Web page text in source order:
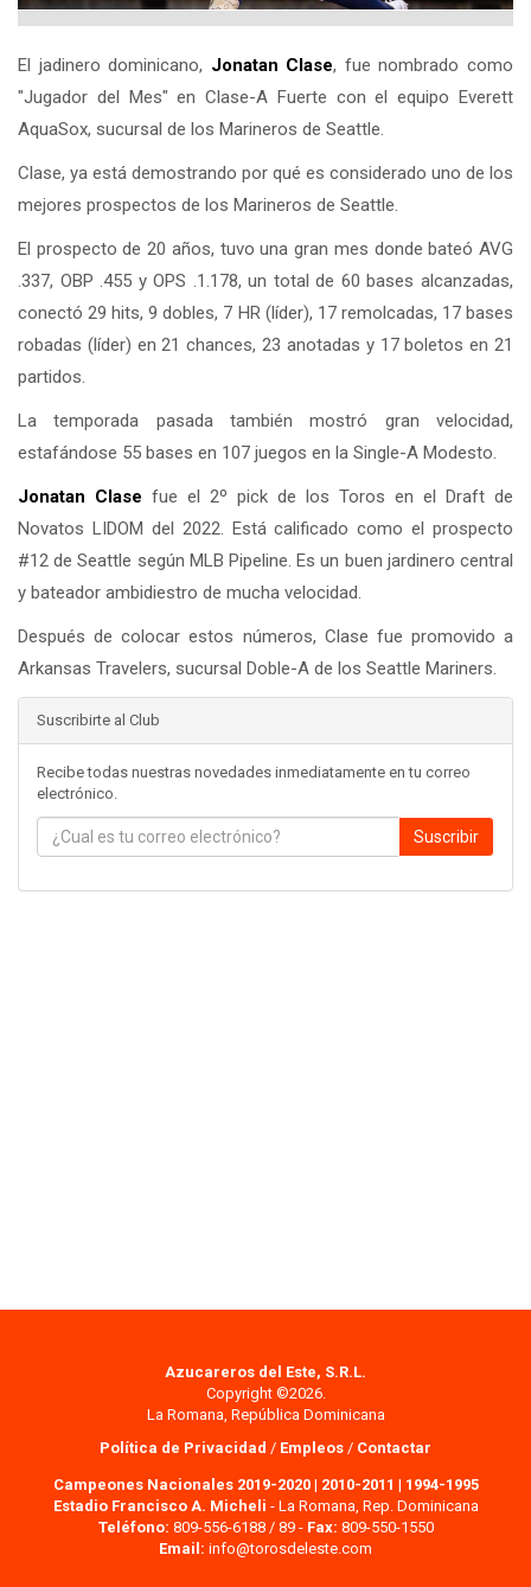
El jadinero dominicano, Jonatan Clase, fue nombrado como
"Jugador del Mes" en Clase-A Fuerte con el equipo Everett
AquaSox, sucursal de los Marineros de Seattle.
Clase, ya está demostrando por qué es considerado uno de los
mejores prospectos de los Marineros de Seattle.
El prospecto de 20 años, tuvo una gran mes donde bateó AVG
.337, OBP .455 y OPS .1.178, un total de 60 bases alcanzadas,
conectó 29 hits, 9 dobles, 7 HR (líder), 17 remolcadas, 17 bases
robadas (líder) en 21 chances, 23 anotadas y 17 boletos en 21
partidos.
La temporada pasada también mostró gran velocidad,
estafándose 55 bases en 107 juegos en la Single-A Modesto.
Jonatan Clase fue el 2º pick de los Toros en el Draft de
Novatos LIDOM del 2022. Está calificado como el prospecto
#12 de Seattle según MLB Pipeline. Es un buen jardinero central
y bateador ambidiestro de mucha velocidad.
Después de colocar estos números, Clase fue promovido a
Arkansas Travelers, sucursal Doble-A de los Seattle Mariners.
Suscribirte al Club
Recibe todas nuestras novedades inmediatamente en tu correo
electrónico.
Suscribir
Azucareros del Este, S.R.L.
Copyright ©2026.
La Romana, República Dominicana
Política de Privacidad / Empleos / Contactar
Campeones Nacionales 2019-2020| 2010-2011 | 1994-1995
Estadio Francisco A. Micheli - La Romana, Rep. Dominicana
Teléfono: 809-556-6188 / 89 - Fax: 809-550-1550
Email: info@torosdeleste.com